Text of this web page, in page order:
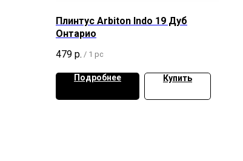
Плинтус Arbiton Indo 19 Дуб
Онтарио
479 р. / 1 pc
Подробнее Купить